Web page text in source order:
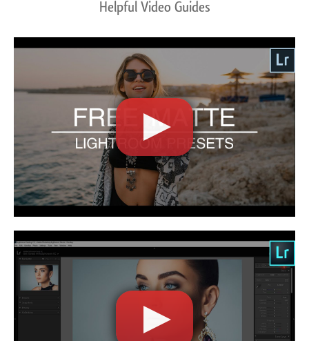
Helpful Video Guides